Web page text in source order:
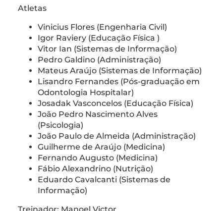
Atletas
Vinicius Flores (Engenharia Civil)
Igor Raviery (Educação Física )
Vitor Ian (Sistemas de Informação)
Pedro Galdino (Administração)
Mateus Araújo (Sistemas de Informação)
Lisandro Fernandes (Pós-graduação em
Odontologia Hospitalar)
Josadak Vasconcelos (Educação Física)
João Pedro Nascimento Alves
(Psicologia)
João Paulo de Almeida (Administração)
Guilherme de Araújo (Medicina)
Fernando Augusto (Medicina)
Fábio Alexandrino (Nutrição)
Eduardo Cavalcanti (Sistemas de
Informação)
Treinador: Manoel Victor